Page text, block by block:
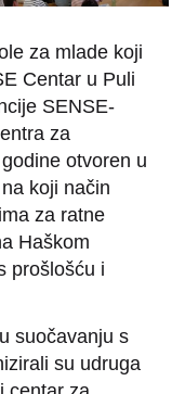
za mlade koji
Centar u Puli
SENSE-
za
otvoren u
koji način
za ratne
Haškom
prošlošću i
suočavanju s
su udruga